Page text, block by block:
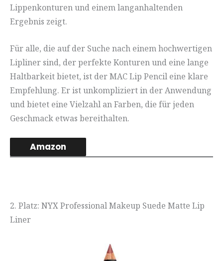
Lippenkonturen und einem langanhaltenden
Ergebnis zeigt.
Für alle, die auf der Suche nach einem hochwertigen
Lipliner sind, der perfekte Konturen und eine lange
Haltbarkeit bietet, ist der MAC Lip Pencil eine klare
Empfehlung. Er ist unkompliziert in der Anwendung
und bietet eine Vielzahl an Farben, die für jeden
Geschmack etwas bereithalten.
Amazon
2. Platz: NYX Professional Makeup Suede Matte Lip
Liner